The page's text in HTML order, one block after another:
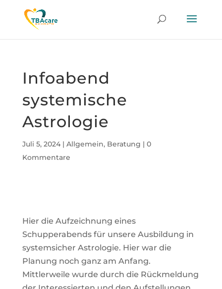
Infoabend
systemische
Astrologie
Juli 5, 2024| Allgemein, Beratung | 0
Kommentare
Hier die Aufzeichnung eines
Schupperabends für unsere Ausbildung in
systemsicher Astrologie. Hier war die
Planung noch ganz am Anfang.
Mittlerweile wurde durch die Rückmeldung